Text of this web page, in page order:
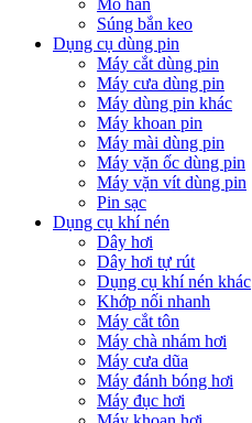
Mỏ hàn
Súng bắn keo
Dụng cụ dùng pin
Máy cắt dùng pin
Máy cưa dùng pin
Máy dùng pin khác
Máy khoan pin
Máy mài dùng pin
Máy vặn ốc dùng pin
Máy vặn vít dùng pin
Pin sạc
Dụng cụ khí nén
Dây hơi
Dây hơi tự rút
Dụng cụ khí nén khác
Khớp nối nhanh
Máy cắt tôn
Máy chà nhám hơi
Máy cưa dũa
Máy đánh bóng hơi
Máy đục hơi